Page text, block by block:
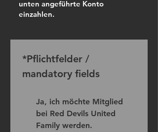
unten angeführte Konto
einzahlen.
*Pflichtfelder /
mandatory fields
Ja, ich möchte Mitglied
bei Red Devils United
Family werden.